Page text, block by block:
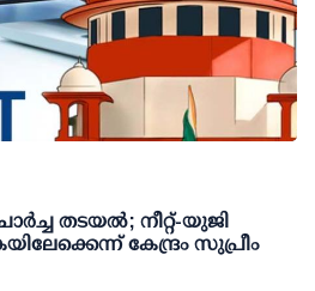
തടയല്‍; നീറ്റ്-യുജി
കേന്ദ്രം സുപ്രീം